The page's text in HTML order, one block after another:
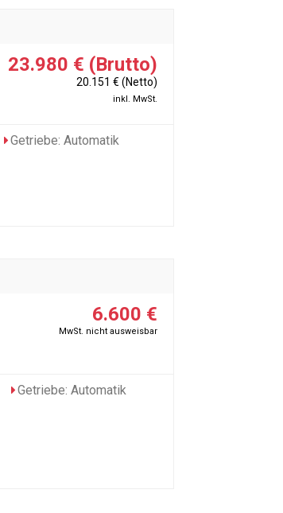
23.980 € (Brutto)
20.151 € (Netto)
inkl. MwSt.
Getriebe: Automatik
6.600 €
MwSt. nicht ausweisbar
Getriebe: Automatik